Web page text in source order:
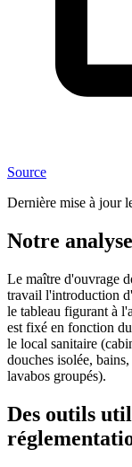
Source
Dernière mise à jour
Notre
Le maître d'ouvrage
travail l'introduction
le tableau figurant à
est fixé en fonction
le local sanitaire
douches isolée,
lavabos groupés).
Des outils